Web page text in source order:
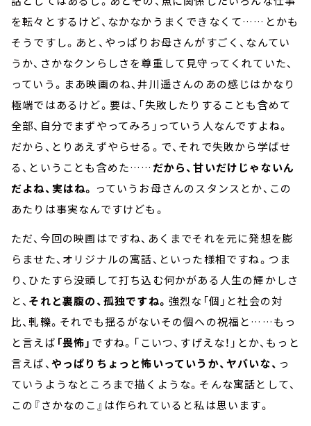
を転々とするけど、なかなかうまくできなくて……とかも
そうですし。あと、やっぱりお母さんがすごく、なんてい
うか、さかなクンらしさを尊重して見守ってくれていた、
っていう。まあ映画のね、井川遥さんのあの感じはかなり
極端ではあるけど。要は、「失敗したりすることも含めて
全部、自分でまずやってみろ」っていう人なんですよね。
だから、とりあえずやらせる。で、それで失敗から学ばせ
る、ということも含めた…… だから、甘いだけじゃないん
だよね、実はね。 っていうお母さんのスタンスとか、この
あたりは事実なんですけども。
ただ、今回の映画はですね、あくまでそれを元に発想を膨
らませた、オリジナルの寓話、といった様相ですね。つま
り、ひたすら没頭して打ち込む何かがある人生の輝かしさ
と、 それと裏腹の、孤独ですね。強烈な「個」と社会の対
比、軋轢。それでも揺るがないその個への祝福と……もっ
と言えば 「畏怖」 ですね。「こいつ、すげえな！」とか、もっと
言えば、やっぱりちょっと怖いっていうか、ヤバいな、 っ
ていうようなところまで描くような。そんな寓話として、
この『さかなのこ』は作られていると私は思います。